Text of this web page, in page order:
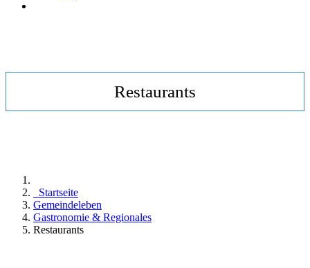
Restaurants
Startseite
Gemeindeleben
Gastronomie & Regionales
Restaurants